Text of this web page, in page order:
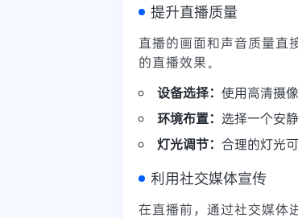
提升直播质量
直播的画面和声音质量直
的直播效果。
设备选择： 使用高清摄
环境布置： 选择一个安
灯光调节： 合理的灯光
利用社交媒体宣传
在直播前，通过社交媒体